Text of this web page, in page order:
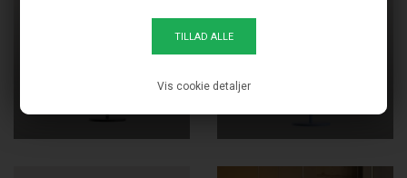
Vis cookie detaljer
JOHN GULVLAMPE,
JOHN GULVLAMPE, LIGHT